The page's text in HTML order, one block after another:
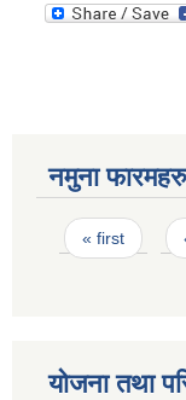
नमुना फारमहरु
Pages
« first
योजना तथा